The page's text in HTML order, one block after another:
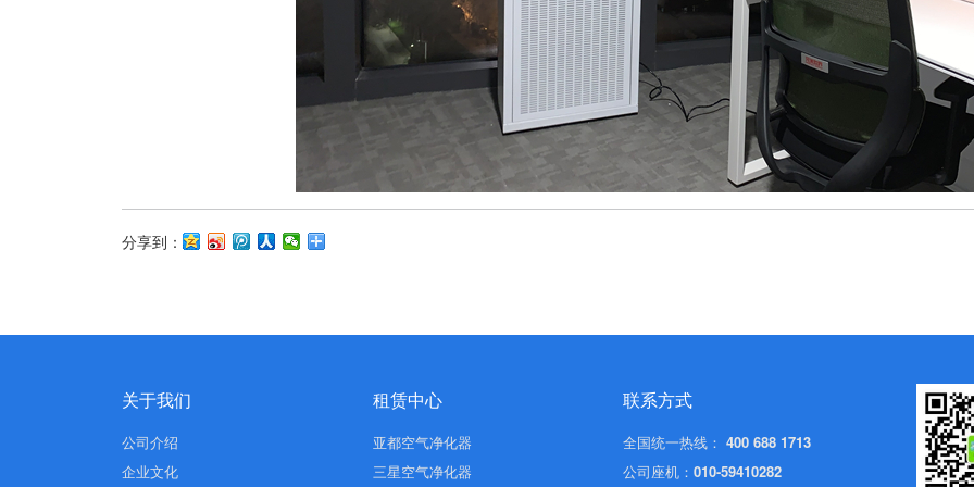
分享到：
关于我们
公司介绍
企业文化
租赁中心
亚都空气净化器
三星空气净化器
联系方式
全国统一热线：400 688 1713
公司座机：010-59410282